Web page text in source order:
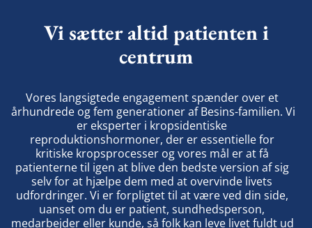
Vi sætter altid patienten i
centrum
Vores langsigtede engagement spænder over et
århundrede og fem generationer af Besins-familien. Vi
er eksperter i kropsidentiske
reproduktionshormoner, der er essentielle for
kritiske kropsprocesser og vores mål er at få
patienterne til igen at blive den bedste version af sig
selv for at hjælpe dem med at overvinde livets
udfordringer. Vi er forpligtet til at være ved din side,
uanset om du er patient, sundhedsperson,
medarbejder eller kunde, så folk kan leve livet fuldt ud